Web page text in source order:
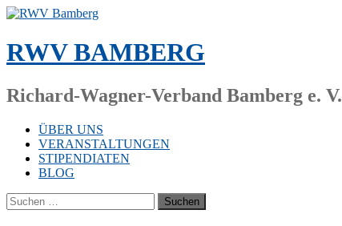
Zum
springen
RWV BAMBERG
Richard-Wagner-Verband Bamberg e. V.
ÜBER UNS
VERANSTALTUNGEN
STIPENDIATEN
BLOG
Suchen
nach: